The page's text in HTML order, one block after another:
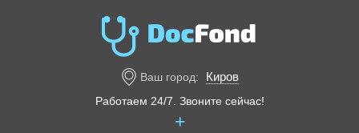
Ваш город: Киров
Работаем 24/7. Звоните сейчас!
+